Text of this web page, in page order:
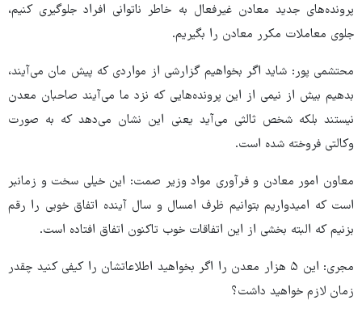
پرونده‌های جدید معادن غیرفعال به خاطر ناتوانی افراد جلوگیری کنیم،
جلوی معاملات مکرر معادن را بگیریم.
محتشمی پور: شاید اگر بخواهیم گزارشی از مواردی که پیش مان می‌آیند،
بدهیم بیش از نیمی از این پرونده‌هایی که نزد ما می‌آیند صاحبان معدن
نیستند بلکه شخص ثالثی می‌آید یعنی این نشان می‌دهد که به صورت
وکالتی فروخته شده است.
معاون امور معادن و فرآوری مواد وزیر صمت: این خیلی سخت و زمانبر
است که امیدواریم بتوانیم ظرف امسال و سال آینده اتفاق خوبی را رقم
بزنیم که البته بخشی از این اتفاقات خوب تاکنون اتفاق افتاده است.
مجری: این ۵ هزار معدن را اگر بخواهید اطلاعاتشان را کیفی کنید چقدر
زمان لازم خواهید داشت؟